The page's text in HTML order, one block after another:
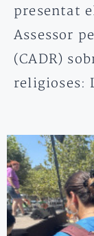
presentat
Assessor
(CADR)
religioses: